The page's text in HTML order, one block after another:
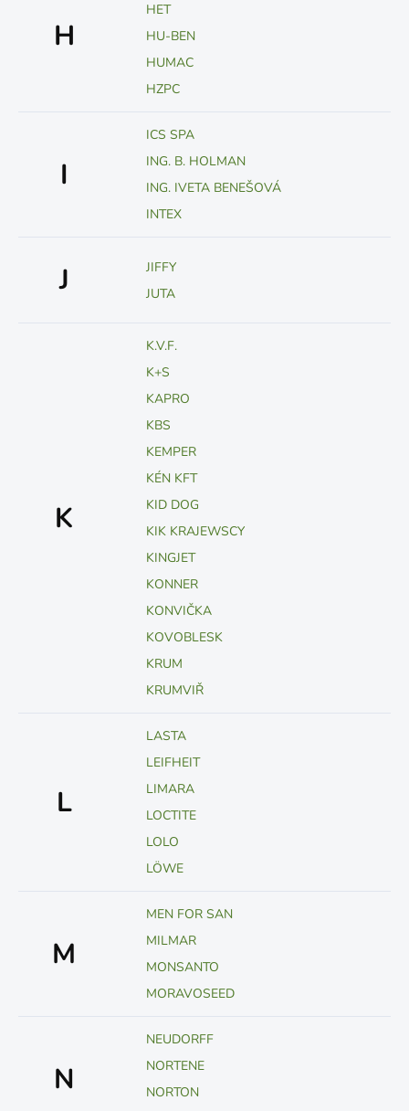
H
HET
HU-BEN
HUMAC
HZPC
I
ICS SPA
ING. B. HOLMAN
ING. IVETA BENEŠOVÁ
INTEX
J
JIFFY
JUTA
K
K.V.F.
K+S
KAPRO
KBS
KEMPER
KÉN KFT
KID DOG
KIK KRAJEWSCY
KINGJET
KONNER
KONVIČKA
KOVOBLESK
KRUM
KRUMVIŘ
L
LASTA
LEIFHEIT
LIMARA
LOCTITE
LOLO
LÖWE
M
MEN FOR SAN
MILMAR
MONSANTO
MORAVOSEED
N
NEUDORFF
NORTENE
NORTON